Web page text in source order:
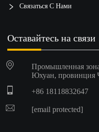
Связаться С Нами
Оставайтесь на связи
Промышленная
Юхуан, провинция
+86 18118832647
[email protected]